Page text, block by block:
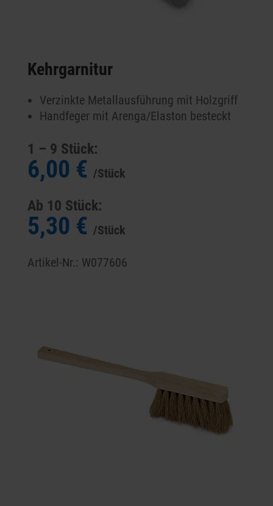
Kehrgarnitur
Verzinkte Metallausführung mit Holzgriff
Handfeger mit Arenga/Elaston besteckt
1 – 9 Stück:
6,00 € /Stück
Ab 10 Stück:
5,30 € /Stück
Artikel-Nr.: W077606